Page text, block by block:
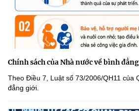
Chính sách của Nhà nước về bình
Theo Điều 7, Luật số 73/2006/QH11 của
đẳng giới.